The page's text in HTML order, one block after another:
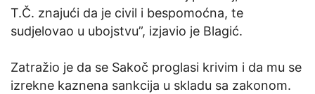
T.Č. znajući da je civil i bespomoćna, te
sudjelovao u ubojstvu”, izjavio je Blagić.
Zatražio je da se Sakoč proglasi krivim i da mu se
izrekne kaznena sankcija u skladu sa zakonom.